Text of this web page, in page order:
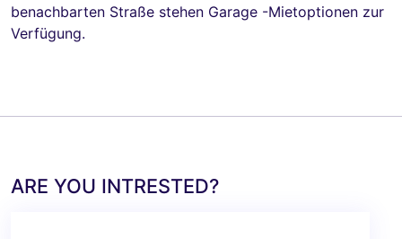
benachbarten Straße stehen Garage -Mietoptionen zur
Verfügung.
ARE YOU INTRESTED?